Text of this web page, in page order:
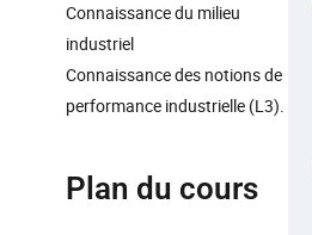
Connaissance du milieu
industriel
Connaissance des notions de
performance industrielle (L3).
Plan du cours